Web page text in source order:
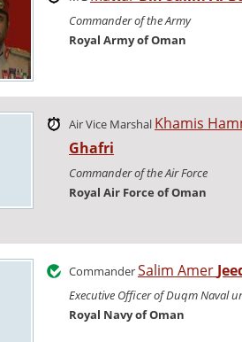
Commander of the Army
Royal Army of Oman
Air Vice Marshal Khamis
Ghafri
Commander of the Air Force
Royal Air Force of Oman
CommanderSalim Amer
Executive Officer of Duqm Naval
Royal Navy of Oman